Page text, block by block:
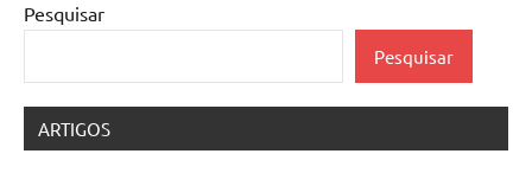
Pesquisar
Pesquisar
ARTIGOS